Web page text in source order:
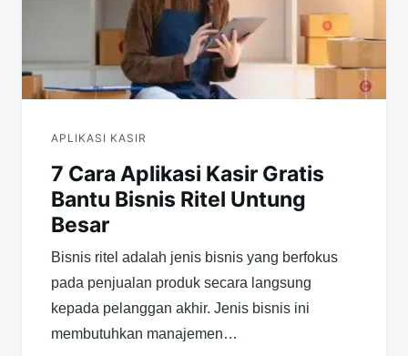
APLIKASI KASIR
7 Cara Aplikasi Kasir Gratis
Bantu Bisnis Ritel Untung
Besar
Bisnis ritel adalah jenis bisnis yang berfokus
pada penjualan produk secara langsung
kepada pelanggan akhir. Jenis bisnis ini
membutuhkan manajemen…